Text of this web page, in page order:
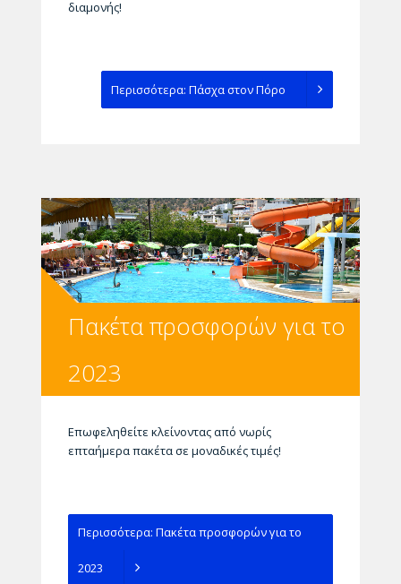
διαμονής!
Περισσότερα: Πάσχα στον Πόρο
Πακέτα προσφορών για το
2023
Επωφεληθείτε κλείνοντας από νωρίς
επταήμερα πακέτασε μοναδικές τιμές!
Περισσότερα: Πακέτα προσφορών για το
2023